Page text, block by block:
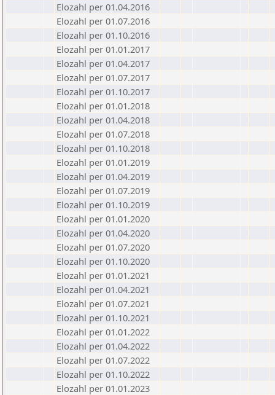
Elozahl per 01.04.2016
Elozahl per 01.07.2016
Elozahl per 01.10.2016
Elozahl per 01.01.2017
Elozahl per 01.04.2017
Elozahl per 01.07.2017
Elozahl per 01.10.2017
Elozahl per 01.01.2018
Elozahl per 01.04.2018
Elozahl per 01.07.2018
Elozahl per 01.10.2018
Elozahl per 01.01.2019
Elozahl per 01.04.2019
Elozahl per 01.07.2019
Elozahl per 01.10.2019
Elozahl per 01.01.2020
Elozahl per 01.04.2020
Elozahl per 01.07.2020
Elozahl per 01.10.2020
Elozahl per 01.01.2021
Elozahl per 01.04.2021
Elozahl per 01.07.2021
Elozahl per 01.10.2021
Elozahl per 01.01.2022
Elozahl per 01.04.2022
Elozahl per 01.07.2022
Elozahl per 01.10.2022
Elozahl per 01.01.2023